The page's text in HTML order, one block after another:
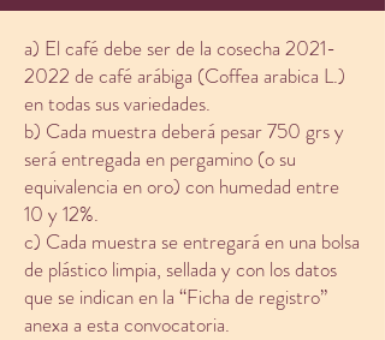
a) El café debe ser de la cosecha 2021-
2022 de café arábiga (Coffea arabica L.)
en todas sus variedades.
b) Cada muestra deberá pesar 750 grs y
será entregada en pergamino (o su
equivalencia en oro) con humedad entre
10 y 12%.
c) Cada muestra se entregará en una bolsa
de plástico limpia, sellada y con los datos
que se indican en la “Ficha de registro”
anexa a esta convocatoria.